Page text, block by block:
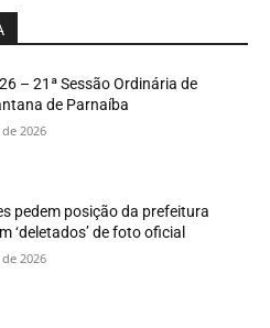
– 21ª Sessão Ordinária de
de Parnaíba
2026
pedem posição da prefeitura
‘deletados’ de foto oficial
2026